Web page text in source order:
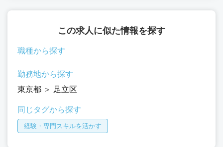
この求人に似た情報を探す
職種から探す
勤務地から探す
東京都 ＞ 足立区
同じタグから探す
経験・専門スキルを活かす